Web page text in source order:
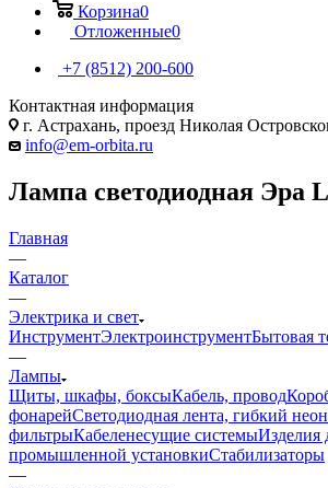
Корзина0
Отложенные0
+7 (8512) 200-600
Контактная информация
г. Астрахань, проезд Николая
info@em-orbita.ru
Лампа светодиодная Эра
Главная
—
Каталог
—
Электрика и свет
ИнструментЭлектроинструментБытовая
—
Лампы
Щиты, шкафы, боксыКабель, провод
фонарейСветодиодная лента, гибкий неон
фильтрыКабеленесущие системыИзделия
промышленной установкиСтабилизаторы
—